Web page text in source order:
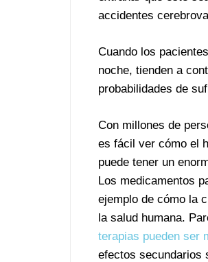
accidentes
Cuando los
noche, tienden a
probabilidades de
Con millones de
es fácil ver cómo el
puede tener un
Los medicamentos
ejemplo de cómo la
la salud humana.
terapias pueden ser
efectos secundarios